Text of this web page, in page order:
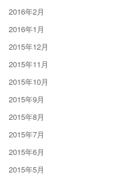
2016年2月
2016年1月
2015年12月
2015年11月
2015年10月
2015年9月
2015年8月
2015年7月
2015年6月
2015年5月